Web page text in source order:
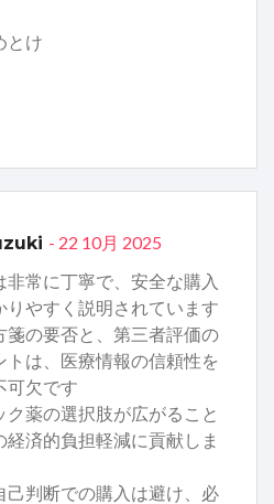
とけ
- 22 10月 2025
非常に丁寧で、安全な購入
りやすく説明されています
箋の要否と、第三者評価の
トは、医療情報の信頼性を
可欠です
ク薬の選択肢が広がること
経済的負担軽減に貢献しま
己判断での購入は避け、必